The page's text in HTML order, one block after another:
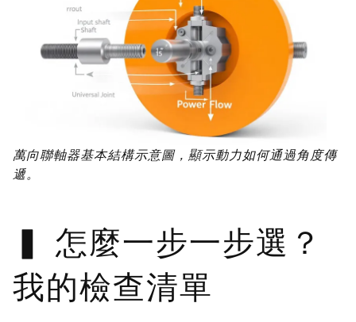
萬向聯軸器基本結構示意圖，顯示動力如何通過角度傳
遞。
怎麼一步一步選？
我的檢查清單